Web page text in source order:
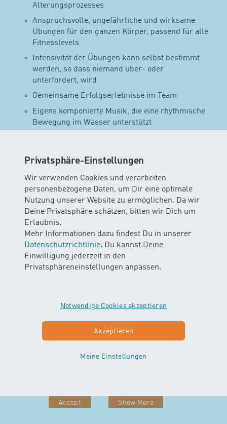
Privatsphäre-Einstellungen
Wir verwenden Cookies und verarbeiten
personenbezogene Daten, um Dir eine optimale
Nutzung unserer Website zu ermöglichen. Da wir
Deine Privatsphäre schätzen, bitten wir Dich um
Erlaubnis.
Mehr Informationen dazu findest Du in unserer
Datenschutzrichtlinie. Du kannst Deine
Einwilligung jederzeit in den
Privatsphäreneinstellungen anpassen.
Notwendige Cookies akzeptieren
Akzeptieren
Meine Einstellungen
Alterungsprozesses
Anspruchsvolle, ungefährliche und wirksame
Übungen für den ganzen Körper, passend für alle
Fitnesslevels
Intensivität der Übungen kann selbst bestimmt
werden, so dass niemand über- oder
unterfordert, wird
Gemeinsame Erfolgserlebnisse im Team
Eigens komponierte Musik, die eine rhythmische
Bewegung im Wasser unterstützt
dauert 50 Minuten. Alle sind herzlich willkommen, es
sind keine Vorkenntnisse erforderlich und auch dein
persönlicher Fitnesslevel ist zweitrangig, denn
Intensität und Geschwindigkeit der Übungen
bestimmst du selbst.
Jede Menge Spass im Wasser und ein ganzheitliches
Training zur Erhaltung der Mobilität in
Alltagssituationen sind garantiert.
Diesen Inhalt aktivieren
Accept Show More